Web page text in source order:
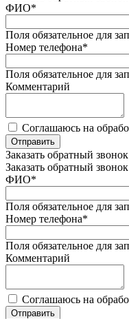
ФИО*
Поля обязательное для
Номер телефона*
Поля обязательное для
Комментарий
Соглашаюсь на
Отправить
Заказать обратный звонок
Заказать обратный звонок
ФИО*
Поля обязательное для
Номер телефона*
Поля обязательное для
Комментарий
Соглашаюсь на
Отправить